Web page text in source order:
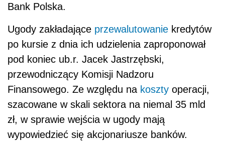
Bank Polska.
Ugody zakładające przewalutowanie kredytów
po kursie z dnia ich udzielenia zaproponował
pod koniec ub.r. Jacek Jastrzębski,
przewodniczący Komisji Nadzoru
Finansowego. Ze względu na koszty operacji,
szacowane w skali sektora na niemal 35 mld
zł, w sprawie wejścia w ugody mają
wypowiedzieć się akcjonariusze banków.